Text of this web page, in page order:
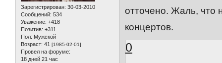
Зарегистрирован: 30-03-2010
Сообщений: 534
Уважение: +418
Позитив: +311
Пол: Мужской
Возраст: 41 [1985-02-01]
Провел на форуме:
18 дней 21 час
отточено. Жаль, что
концертов.
0